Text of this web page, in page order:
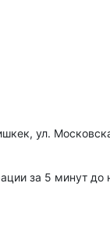
ул.
за 5 минут до